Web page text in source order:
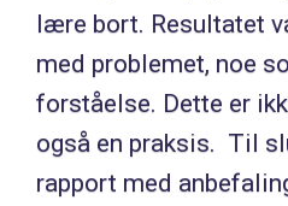
lære bort. Resultatet
med problemet, noe
forståelse. Dette er
også en praksis. Til
rapport med